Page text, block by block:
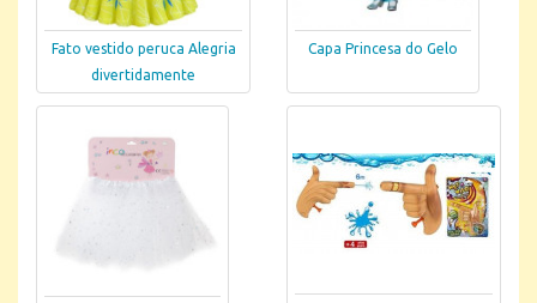
Fato vestido peruca Alegria
divertidamente
Capa Princesa do Gelo